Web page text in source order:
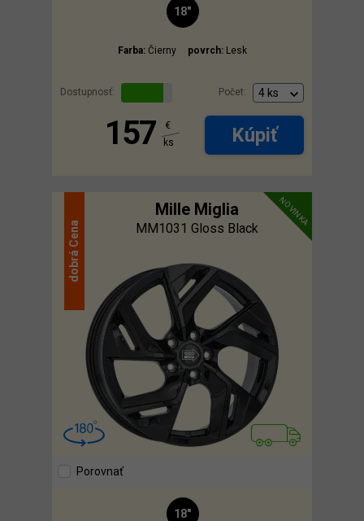
18"
Farba: Čierny povrch: Lesk
Dostupnosť: Počet:
157
€
ks
Kúpiť
NOVINKA
Mille Miglia
MM1031 Gloss Black
dobrá
Cena
Porovnať
18"